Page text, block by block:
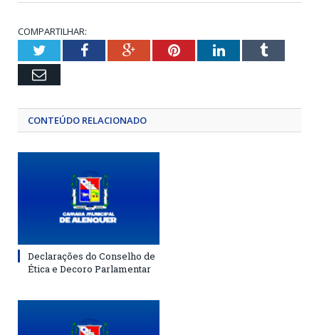
COMPARTILHAR:
TwitterFacebookGoogle+PinterestLinkedInTumblr
Email
CONTEÚDO RELACIONADO
Declarações do Conselho de
Ética e Decoro Parlamentar